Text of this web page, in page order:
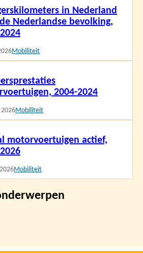
in Nederland
Nederlandse bevolking,
Mobiliteit
2004-2024
Mobiliteit
motorvoertuigen actief,
Mobiliteit